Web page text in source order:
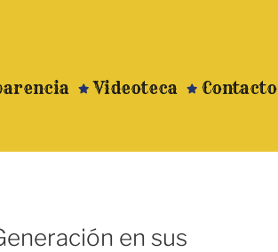
Videoteca Contacto
en sus